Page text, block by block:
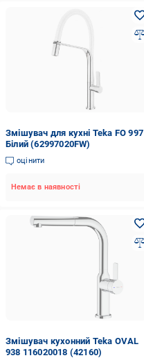
Змішувач для кухні Teka FO 997
Білий (62997020FW)
оцінити
Немає в наявності
Змішувач кухонний Teka OVAL
938 116020018 (42160)